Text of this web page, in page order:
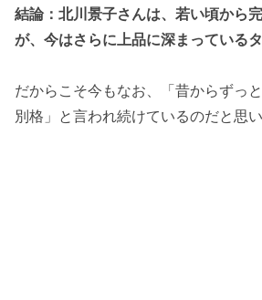
結論：北川景子さんは、若い頃から
が、今はさらに上品に深まっている
だからこそ今もなお、「昔からずっ
別格」と言われ続けているのだと思い